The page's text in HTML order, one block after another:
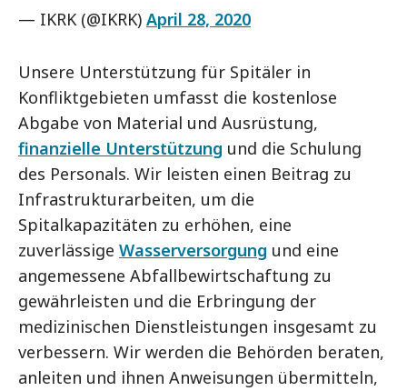
— IKRK (@IKRK) April 28, 2020
Unsere Unterstützung für Spitäler in
Konfliktgebieten umfasst die kostenlose
Abgabe von Material und Ausrüstung,
finanzielle Unterstützung und die Schulung
des Personals. Wir leisten einen Beitrag zu
Infrastrukturarbeiten, um die
Spitalkapazitäten zu erhöhen, eine
zuverlässige Wasserversorgung und eine
angemessene Abfallbewirtschaftung zu
gewährleisten und die Erbringung der
medizinischen Dienstleistungen insgesamt zu
verbessern. Wir werden die Behörden beraten,
anleiten und ihnen Anweisungen übermitteln,